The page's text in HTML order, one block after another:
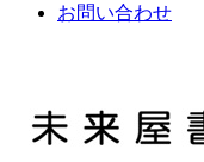
お問い合わせ